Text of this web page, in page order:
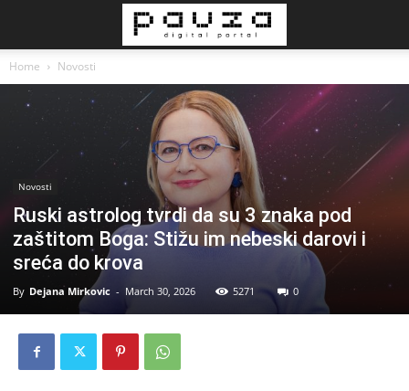
Home Novosti
Novosti
Ruski astrolog tvrdi da su 3 znaka pod
zaštitom Boga: Stižu im nebeski darovi i
sreća do krova
By Dejana Mirkovic - March 30, 2026 5271 0